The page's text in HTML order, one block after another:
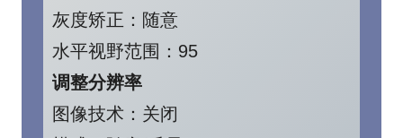
灰度矫正：随意
水平视野范围：95
调整分辨率
图像技术：关闭